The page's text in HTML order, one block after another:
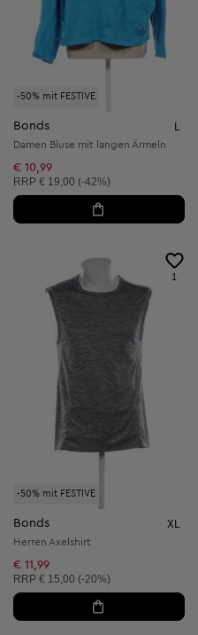
-50% mit FESTIVE
Bonds L
Damen Bluse mit langen Ärmeln
€ 10,99
Unverbindliche Preisempfehlung:
RRP € 19,00 (-42%)
-50% mit FESTIVE
1
Bonds XL
Herren Axelshirt
€ 11,99
Unverbindliche Preisempfehlung:
RRP € 15,00 (-20%)